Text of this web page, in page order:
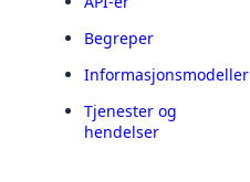
Begreper
Informasjonsmodeller
Tjenester og
hendelser